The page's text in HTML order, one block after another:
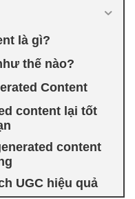
là gì?
thế nào?
Content
content lại tốt
content
UGC hiệu quả